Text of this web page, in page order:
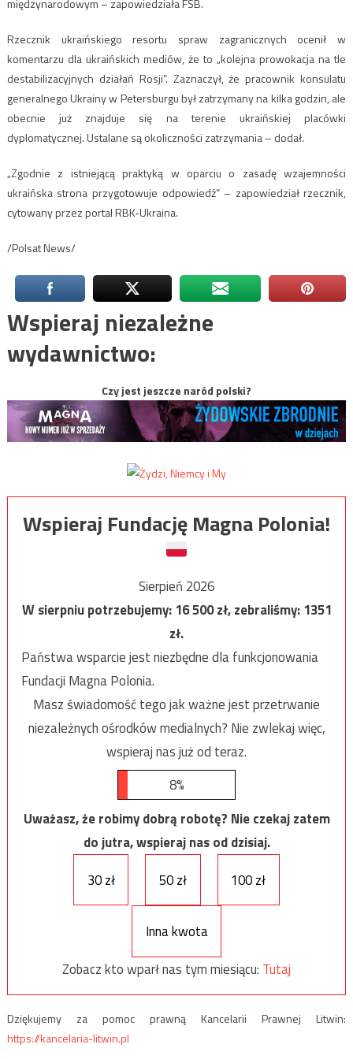
międzynarodowym – zapowiedziała FSB.
Rzecznik ukraińskiego resortu spraw zagranicznych ocenił w
komentarzu dla ukraińskich mediów, że to „kolejna prowokacja na tle
destabilizacyjnych działań Rosji”. Zaznaczył, że pracownik konsulatu
generalnego Ukrainy w Petersburgu był zatrzymany na kilka godzin, ale
obecnie już znajduje się na terenie ukraińskiej placówki
dyplomatycznej. Ustalane są okoliczności zatrzymania – dodał.
„Zgodnie z istniejącą praktyką w oparciu o zasadę wzajemności
ukraińska strona przygotowuje odpowiedź” – zapowiedział rzecznik,
cytowany przez portal RBK-Ukraina.
/Polsat News/
Wspieraj niezależne
wydawnictwo:
Czy jest jeszcze naród polski?
Wspieraj Fundację Magna Polonia!
Sierpień 2026
W sierpniu potrzebujemy:16 500zł, zebraliśmy:1351
zł.
Państwa wsparcie jest niezbędne dla funkcjonowania
Fundacji Magna Polonia.
Masz świadomość tego jak ważne jest przetrwanie
niezależnych ośrodków medialnych? Nie zwlekaj więc,
wspieraj nas już od teraz.
8%
Uważasz, że robimy dobrą robotę? Nie czekaj zatem
do jutra, wspieraj nas od dzisiaj.
30 zł
50 zł 100 zł
Inna kwota
Zobacz kto wparł nas tym miesiącu: Tutaj
Dziękujemy za pomoc prawną Kancelarii Prawnej Litwin:
https://kancelaria-litwin.pl